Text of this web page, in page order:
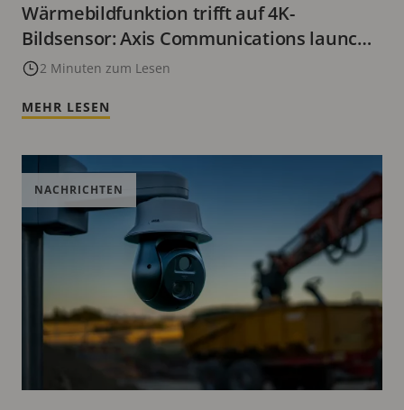
Wärmebildfunktion trifft auf 4K-
Bildsensor: Axis Communications launcht
die AXIS Q2802-E Bispectral Camera
2 Minuten zum Lesen
MEHR LESEN
NACHRICHTEN